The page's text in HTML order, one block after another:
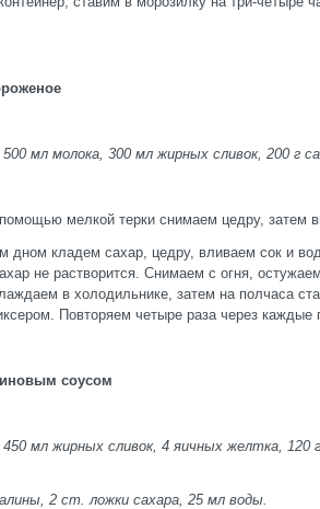
мл молока, 300 мл жирных сливок, 200 г
мелкой терки снимаем цедру, затем
дном кладем сахар, цедру, вливаем сок и
не растворится. Снимаем с огня,
в холодильнике, затем на полчаса
Повторяем четыре раза через каждые
соусом
мл жирных сливок, 4 яичных желтка, 120
2 ст. ложки сахара, 25 мл воды.